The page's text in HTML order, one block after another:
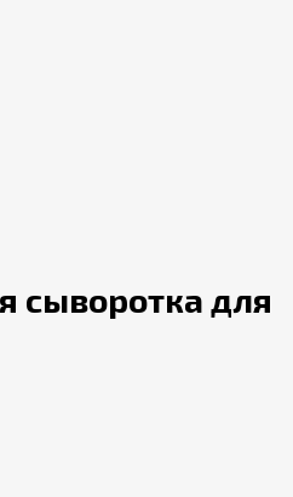
сыворотка для